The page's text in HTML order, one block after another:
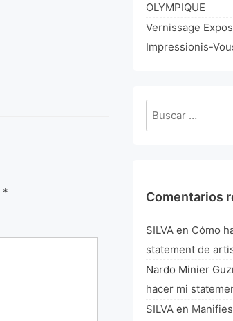
*
OLYMPIQUE
Vernissage
Impressionis-
Buscar:
Comentarios
SILVA en Cómo
statement de
Nardo Minier
hacer mi
SILVA en